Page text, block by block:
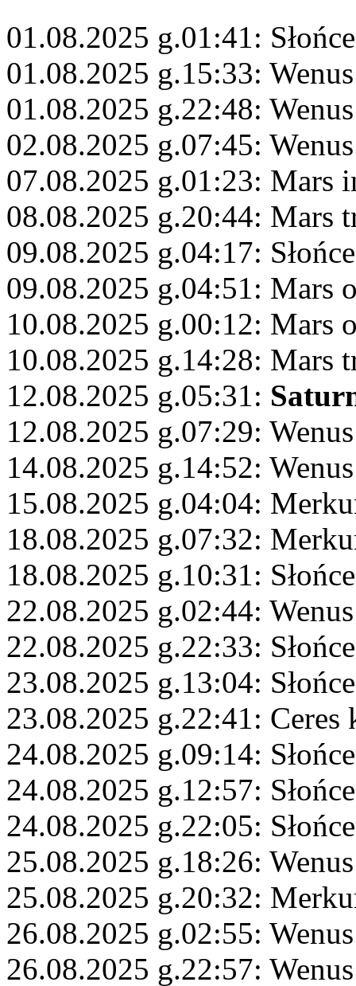
01.08.2025 g.01:41:
01.08.2025 g.15:33:
01.08.2025 g.22:48:
02.08.2025 g.07:45:
07.08.2025 g.01:23: Mars
08.08.2025 g.20:44: Mars
09.08.2025 g.04:17:
09.08.2025 g.04:51: Mars
10.08.2025 g.00:12: Mars
10.08.2025 g.14:28: Mars
12.08.2025 g.05:31:
12.08.2025 g.07:29:
14.08.2025 g.14:52:
15.08.2025 g.04:04:
18.08.2025 g.07:32:
18.08.2025 g.10:31:
22.08.2025 g.02:44:
22.08.2025 g.22:33:
23.08.2025 g.13:04:
23.08.2025 g.22:41: Ceres
24.08.2025 g.09:14:
24.08.2025 g.12:57:
24.08.2025 g.22:05:
25.08.2025 g.18:26:
25.08.2025 g.20:32:
26.08.2025 g.02:55:
26.08.2025 g.22:57: